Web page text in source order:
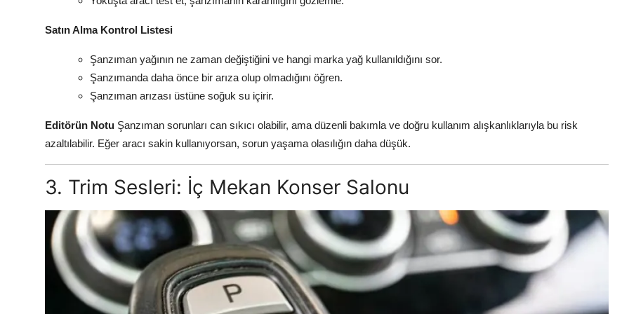
Satın Alma Kontrol Listesi
Şanzıman yağının ne zaman değiştiğini ve hangi marka yağ kullanıldığını sor.
Şanzımanda daha önce bir arıza olup olmadığını öğren.
Şanzıman arızası üstüne soğuk su içirir.
Editörün Notu Şanzıman sorunları can sıkıcı olabilir, ama düzenli bakımla ve doğru kullanım alışkanlıklarıyla bu risk
azaltılabilir. Eğer aracı sakin kullanıyorsan, sorun yaşama olasılığın daha düşük.
3. Trim Sesleri: İç Mekan Konser Salonu